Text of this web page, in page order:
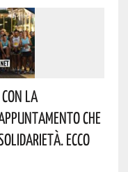
La
Che
Ecco